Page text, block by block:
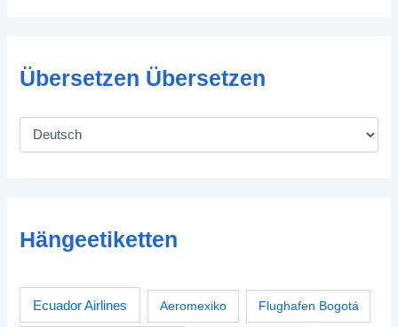
Übersetzen Übersetzen
Hängeetiketten
Ecuador Airlines Aeromexiko Flughafen Bogotá